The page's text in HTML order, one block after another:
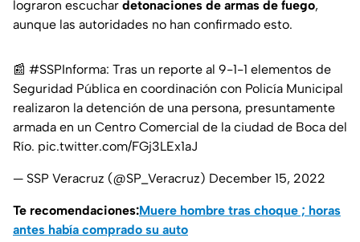
lograron escuchar detonaciones de armas de fuego,
aunque las autoridades no han confirmado esto.
📰 #SSPInforma: Tras un reporte al 9-1-1 elementos de
Seguridad Pública en coordinación con Policía Municipal
realizaron la detención de una persona, presuntamente
armada en un Centro Comercial de la ciudad de Boca del
Río. pic.twitter.com/FGj3LEx1aJ
— SSP Veracruz (@SP_Veracruz) December 15, 2022
Te recomendaciones:Muere hombre tras choque ; horas
antes había comprado su auto